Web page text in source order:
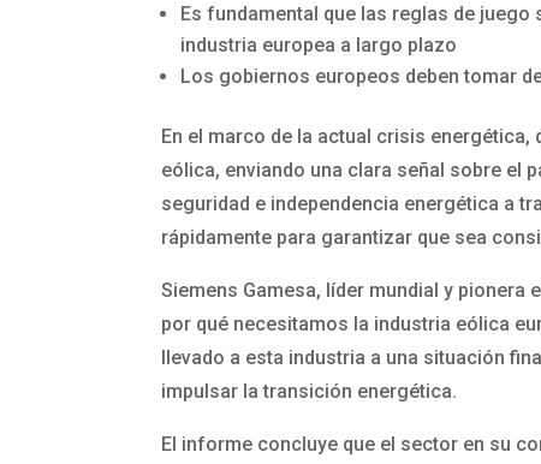
Es fundamental que las reglas de
industria europea a largo plazo
Los gobiernos europeos deben tomar
En el marco de la actual crisis
eólica, enviando una clara señal sobre el
seguridad e independencia energética a
rápidamente para garantizar que sea
Siemens Gamesa, líder mundial y pionera
por qué necesitamos la industria eólica
llevado a esta industria a una situación
impulsar la transición energética.
El informe concluye que el sector en su